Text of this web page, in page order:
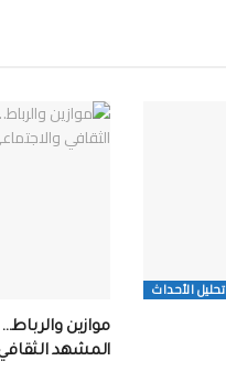
تحلیل الأحداث
موازين
المشهد الثقافي